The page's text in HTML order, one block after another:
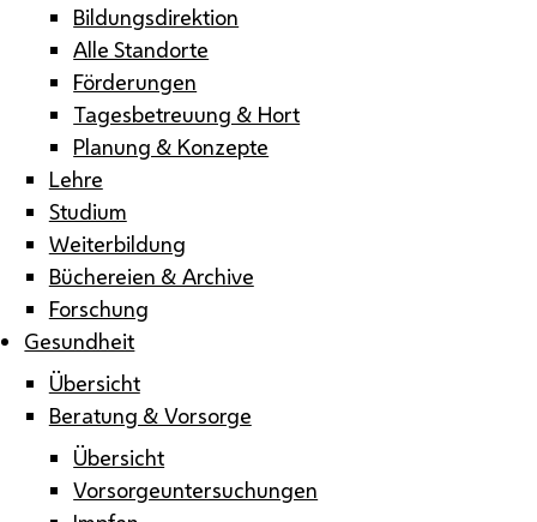
Bildungsdirektion
Alle Standorte
Förderungen
Tagesbetreuung & Hort
Planung & Konzepte
Lehre
Studium
Weiterbildung
Büchereien & Archive
Forschung
Gesundheit
Übersicht
Beratung & Vorsorge
Übersicht
Vorsorgeuntersuchungen